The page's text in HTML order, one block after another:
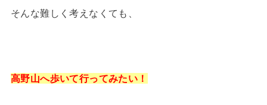
そんな難しく考えなくても、
高野山へ歩いて行ってみたい！